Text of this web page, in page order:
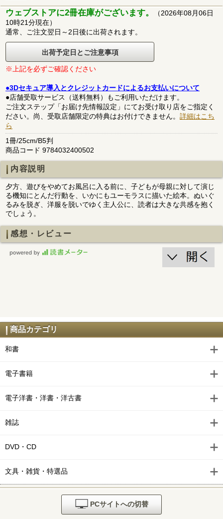
ウェブストアに2冊在庫がございます。
（2026年08月06日
10時21分現在）
通常、ご注文翌日～2日後に出荷されます。
出荷予定日とご注意事項
※上記を必ずご確認ください
●3Dセキュア導入とクレジットカードによるお支払いについて
●店舗受取サービス（送料無料）もご利用いただけます。
ご注文ステップ「お届け先情報設定」にてお受け取り店をご指定く
ださい。尚、受取店舗限定の特典はお付けできません。 詳細はこち
ら
1冊/25cm/B5判
商品コード 9784032400502
内容説明
夕方、遊びをやめてお風呂に入る前に、子どもが母親に対して演じ
る機知にとんだ行動を、いかにもユーモラスに描いた絵本。ぬいぐ
るみを脱ぎ、洋服を脱いでゆく主人公に、読者は大きな共感を抱く
でしょう。
感想・レビュー
商品カテゴリ
和書
電子書籍
電子洋書・洋書・洋古書
雑誌
DVD・CD
文具・雑貨・特選品
PCサイトへの切替